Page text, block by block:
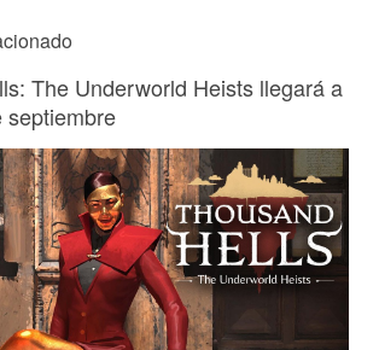
The Underworld Heists llegará a
septiembre